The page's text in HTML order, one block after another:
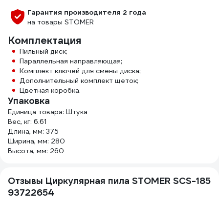
Гарантия производителя 2 года
на товары STOMER
Комплектация
Пильный диск;
Параллельная направляющая;
Комплект ключей для смены диска;
Дополнительный комплект щеток;
Цветная коробка.
Упаковка
Единица товара: Штука
Вес, кг: 6.61
Длина, мм: 375
Ширина, мм: 280
Высота, мм: 260
Отзывы Циркулярная пила STOMER SCS-185
93722654